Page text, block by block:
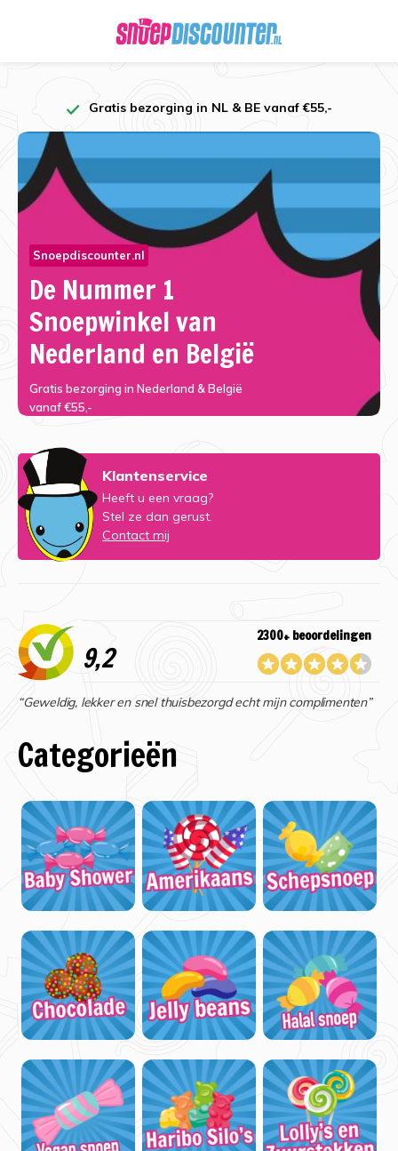
Gratis bezorging in NL & BE vanaf €55,-
Snoepdiscounter.nl
De Nummer 1
Snoepwinkel van
Nederland en België
Gratis bezorging in Nederland & België
vanaf €55,-
Klantenservice
Heeft u een vraag?
Stel ze dan gerust.
Contact mij
9,2
2300+ beoordelingen
“Geweldig, lekker en snel thuisbezorgd echt mijn complimenten”
Categorieën